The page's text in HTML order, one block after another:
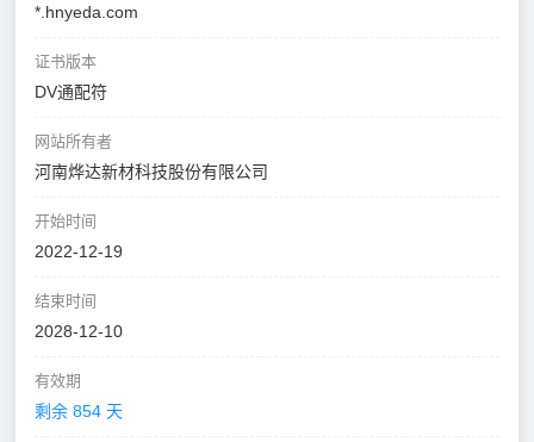
*.hnyeda.com
证书版本
DV通配符
网站所有者
河南烨达新材科技股份有限公司
开始时间
2022-12-19
结束时间
2028-12-10
有效期
剩余 854 天